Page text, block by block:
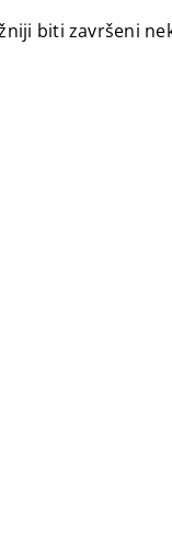
biti završeni